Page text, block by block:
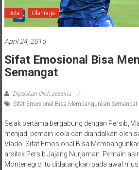
Bola Olahraga
April 24, 2015
Sifat Emosional Bisa
Semangat
Diposkan Oleh:aessina
Sifat Emosional Bisa Membangunkan Semangat
Sejak pertama bergabung dengan Persib,
menjadi pemain idola dan diandalkan oleh
Vlado: Sifat Emosional Bisa
arsitek Persib Jajang Nurjaman. Pemain
Montenegro itu didatangkan pada awal